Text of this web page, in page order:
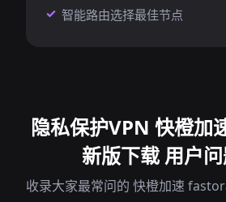
智能路由选择最佳节点
隐私保护VPN 快橙加
新版下载 用户
收录大家最常问的 快橙加速